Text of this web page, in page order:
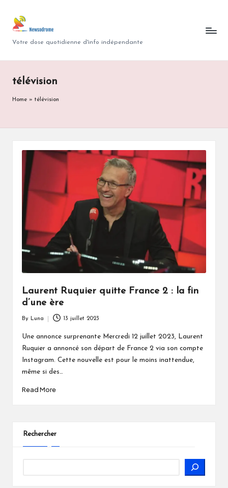
content
N
e
w
s
o
r
m
Votre dose quotidienne d'info indépendante
télévision
Home » télévision
Laurent Ruquier quitte France 2 : la fin
d’une ère
by
By Luna 13 juillet 2023
Une annonce surprenante Mercredi 12 juillet 2023, Laurent
Ruquier a annoncé son départ de France 2 via son compte
Instagram. Cette nouvelle est pour le moins inattendue,
même si des…
Read More
Rechercher